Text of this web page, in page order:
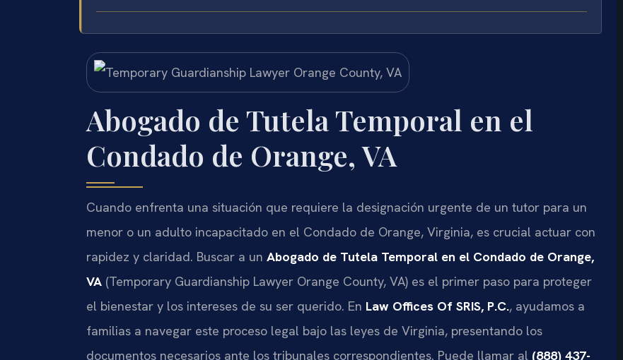
Abogado de Tutela Temporal en el
Condado de Orange, VA
Cuando enfrenta una situación que requiere la designación urgente de un tutor para un
menor o un adulto incapacitado en el Condado de Orange, Virginia, es crucial actuar con
rapidez y claridad. Buscar a un Abogado de Tutela Temporal en el Condado de Orange,
VA (Temporary Guardianship Lawyer Orange County, VA) es el primer paso para proteger
el bienestar y los intereses de su ser querido. En Law Offices Of SRIS, P.C., ayudamos a
familias a navegar este proceso legal bajo las leyes de Virginia, presentando los
documentos necesarios ante los tribunales correspondientes. Puede llamar al (888) 437-